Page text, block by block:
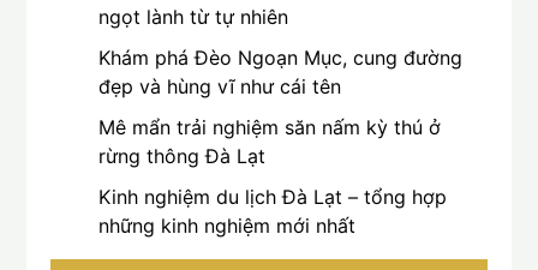
ngọt lành từ tự nhiên
Khám phá Đèo Ngoạn Mục, cung đường
đẹp và hùng vĩ như cái tên
Mê mẩn trải nghiệm săn nấm kỳ thú ở
rừng thông Đà Lạt
Kinh nghiệm du lịch Đà Lạt – tổng hợp
những kinh nghiệm mới nhất